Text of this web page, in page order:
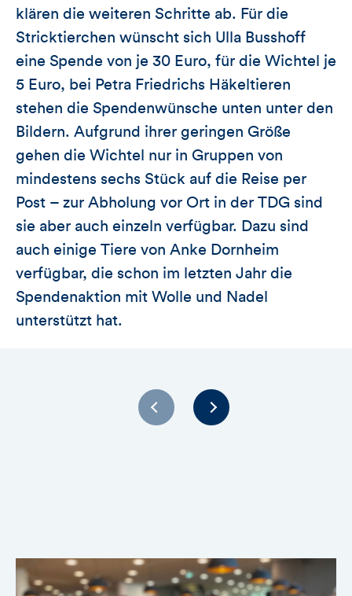
klären die weiteren Schritte ab. Für die
Stricktierchen wünscht sich Ulla Busshoff
eine Spende von je 30 Euro, für die Wichtel je
5 Euro, bei Petra Friedrichs Häkeltieren
stehen die Spendenwünsche unten unter den
Bildern. Aufgrund ihrer geringen Größe
gehen die Wichtel nur in Gruppen von
mindestens sechs Stück auf die Reise per
Post – zur Abholung vor Ort in der TDG sind
sie aber auch einzeln verfügbar. Dazu sind
auch einige Tiere von Anke Dornheim
verfügbar, die schon im letzten Jahr die
Spendenaktion mit Wolle und Nadel
unterstützt hat.